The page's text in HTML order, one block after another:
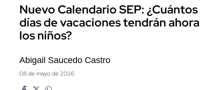
Nuevo Calendario SEP: ¿Cuántos
días de vacaciones tendrán ahora
los niños?
Abigail Saucedo Castro
08 de mayo de 2026